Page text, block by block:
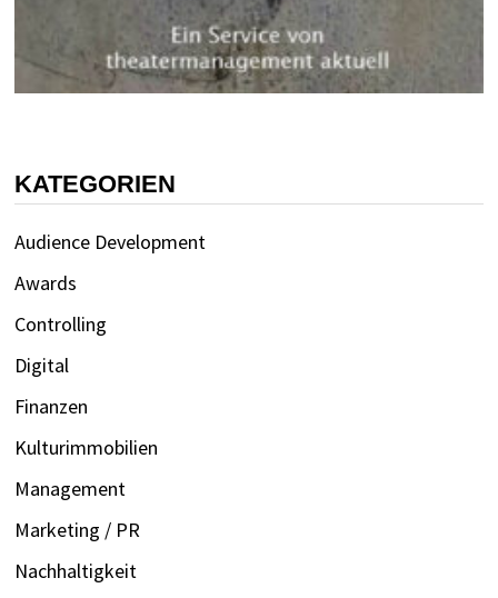
KATEGORIEN
Audience Development
Awards
Controlling
Digital
Finanzen
Kulturimmobilien
Management
Marketing / PR
Nachhaltigkeit